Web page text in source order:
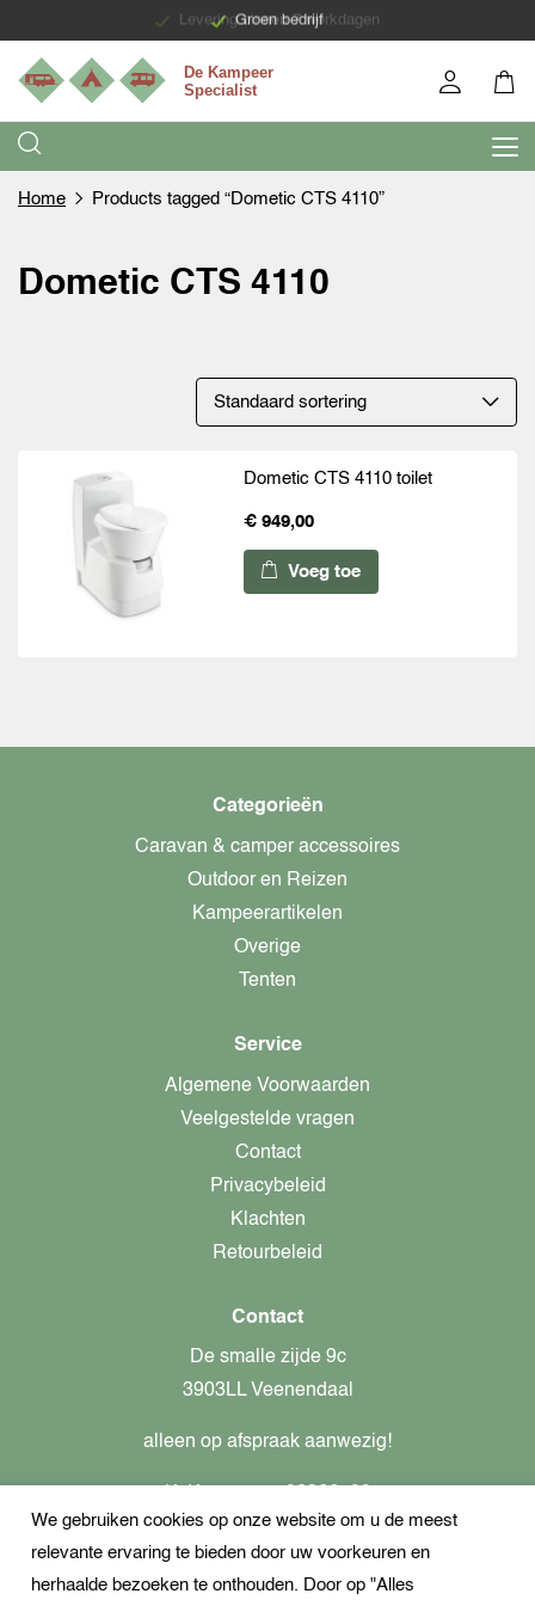
Groen bedrijf
Levering binnen 7 werkdagen
Home Products tagged “Dometic CTS 4110”
Dometic CTS 4110
Dometic CTS 4110 toilet
€ 949,00
Voeg toe
Categorieën
Caravan & camper accessoires
Outdoor en Reizen
Kampeerartikelen
Overige
Tenten
Service
Algemene Voorwaarden
Veelgestelde vragen
Contact
Privacybeleid
Klachten
Retourbeleid
Contact
De smalle zijde 9c
3903LL Veenendaal
alleen op afspraak aanwezig!
Btw-nummer: nl862437301B01
+31621944547
We gebruiken cookies op onze website om u de meest
relevante ervaring te bieden door uw voorkeuren en
herhaalde bezoeken te onthouden. Door op "Alles